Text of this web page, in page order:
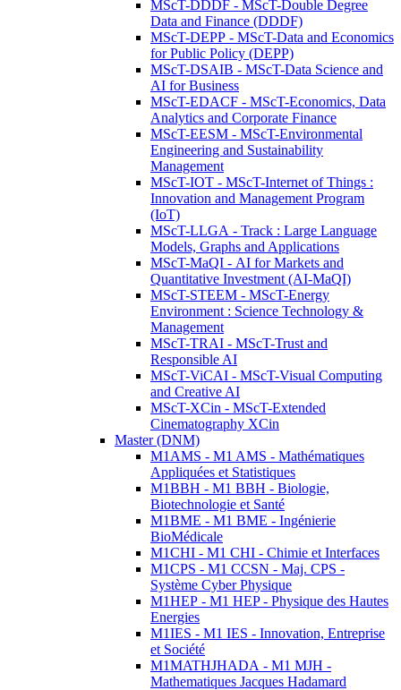
MScT-DDDF - MScT-Double Degree
Data and Finance (DDDF)
MScT-DEPP - MScT-Data and Economics
for Public Policy (DEPP)
MScT-DSAIB - MScT-Data Science and
AI for Business
MScT-EDACF - MScT-Economics, Data
Analytics and Corporate Finance
MScT-EESM - MScT-Environmental
Engineering and Sustainability
Management
MScT-IOT - MScT-Internet of Things :
Innovation and Management Program
(IoT)
MScT-LLGA - Track : Large Language
Models, Graphs and Applications
MScT-MaQI - AI for Markets and
Quantitative Investment (AI-MaQI)
MScT-STEEM - MScT-Energy
Environment : Science Technology &
Management
MScT-TRAI - MScT-Trust and
Responsible AI
MScT-ViCAI - MScT-Visual Computing
and Creative AI
MScT-XCin - MScT-Extended
Cinematography XCin
Master (DNM)
M1AMS - M1 AMS - Mathématiques
Appliquées et Statistiques
M1BBH - M1 BBH - Biologie,
Biotechnologie et Santé
M1BME - M1 BME - Ingénierie
BioMédicale
M1CHI - M1 CHI - Chimie et Interfaces
M1CPS - M1 CCSN - Maj. CPS -
Système Cyber Physique
M1HEP - M1 HEP - Physique des Hautes
Energies
M1IES - M1 IES - Innovation, Entreprise
et Société
M1MATHJHADA - M1 MJH -
Mathematiques Jacques Hadamard